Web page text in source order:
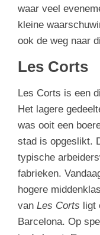
waar veel
kleine
ook de weg naar
Les Corts
Les Corts is een
Het lagere
was ooit een
stad is opgeslikt.
typische
fabrieken.
hogere
van Les Corts ligt
Barcelona. Op